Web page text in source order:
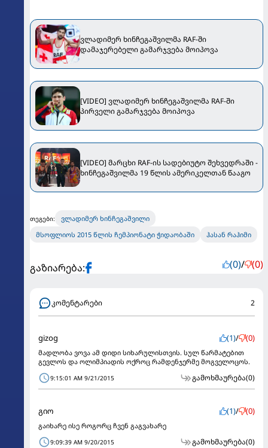
ვლადიმერ ხინჩეგაშვილმა RAF-ში
დამაჯერებელი გამარჯვება მოიპოვა
[VIDEO] ვლადიმერ ხინჩეგაშვილმა RAF-ში
პირველი გამარჯვება მოიპოვა
[VIDEO] მარცხი RAF-ის სადებიუტო შეხვედრაში -
ხინჩეგაშვილმა 19 წლის ამერიკელთან წააგო
თეგები:
ვლადიმერ ხინჩეგაშვილი
მსოფლიოს 2015 წლის ჩემპიონატი ჭიდაობაში
ჰასან რაჰიმი
გაზიარება: (0)/ (0)
კომენტარები 2
gizog (1)/ (0)
მადლობა ვოვა ამ დიდი სიხარულისთვის. სულ წარმატებით
გევლოს და ოლიმპიადის ოქროც რამდენჯერმე მოგველოცოს.
9:15:01 AM 9/21/2015 გამოხმაურება(0)
გიო (1)/ (0)
გაიხარე ისე როგორც ჩვენ გაგვახარე
9:09:39 AM 9/20/2015 გამოხმაურება(0)